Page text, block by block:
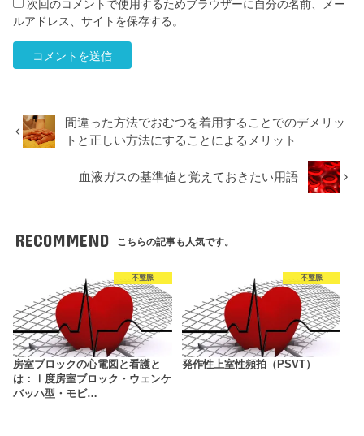
次回のコメントで使用するためブラウザーに自分の名前、メー
ルアドレス、サイトを保存する。
間違った方法でおむつを着用することでのデメリッ
トと正しい方法にすることによるメリット
血液ガスの基準値と覚えておきたい用語
RECOMMEND こちらの記事も人気です。
不整脈
房室ブロックの心電図と看護と
は：Ⅰ度房室ブロック・ウェンケ
バッハ型・モビ…
不整脈
発作性上室性頻拍（PSVT）